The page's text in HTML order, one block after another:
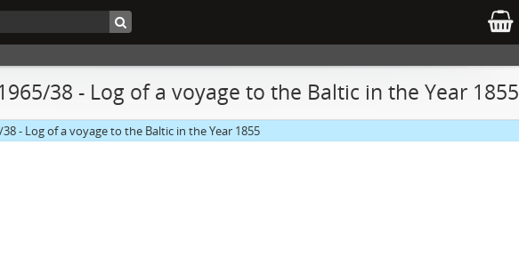
38 - Log of a voyage to the Baltic in the Year 1855
38 - Log of a voyage to the Baltic in the Year 1855